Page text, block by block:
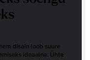
disain loob suure
ideaalne. Ühte